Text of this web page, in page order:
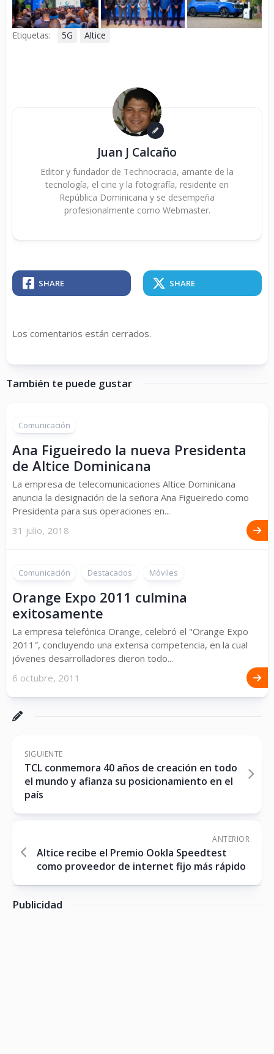
Etiquetas: 5G Altice
Juan J Calcaño
Editor y fundador de Technocracia, amante de la
tecnología, el cine y la fotografía, residente en
República Dominicana y se desempeña
profesionalmente como Webmaster.
SHARE SHARE
Los comentarios están cerrados.
También te puede gustar
Comunicación
Ana Figueiredo la nueva Presidenta
de Altice Dominicana
La empresa de telecomunicaciones Altice Dominicana
anuncia la designación de la señora Ana Figueiredo como
Presidenta para sus operaciones en...
31 julio, 2018
Comunicación Destacados Móviles
Orange Expo 2011 culmina
exitosamente
La empresa telefónica Orange, celebró el "Orange Expo
2011″, concluyendo una extensa competencia, en la cual
jóvenes desarrolladores dieron todo...
6 octubre, 2011
SIGUIENTE
TCL conmemora 40 años de creación en todo
el mundo y afianza su posicionamiento en el
país
ANTERIOR
Altice recibe el Premio Ookla Speedtest
como proveedor de internet fijo más rápido
Publicidad